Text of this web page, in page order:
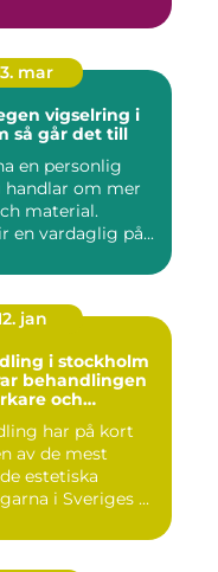
mar
vigselring i
stockholm så går det till
en personlig
om mer
material.
en vardaglig på...
jan
i stockholm
behandlingen
och
har på kort
av de mest
estetiska
i Sveriges ...